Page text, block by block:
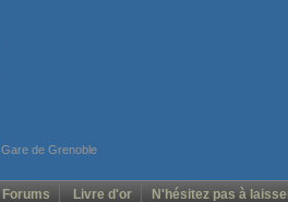
Gare de Grenoble
Forums Livre d'or N'hésitez pas à